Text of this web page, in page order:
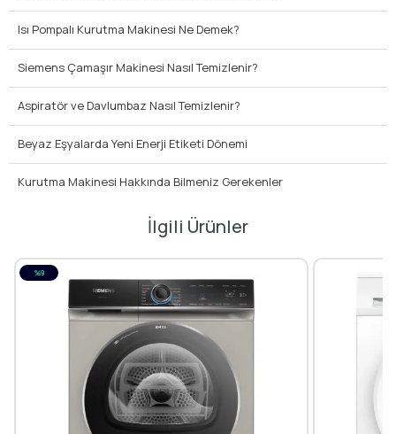
Isı Pompalı Kurutma Makinesi Ne Demek?
Siemens Çamaşır Makinesi Nasıl Temizlenir?
Aspiratör ve Davlumbaz Nasıl Temizlenir?
Beyaz Eşyalarda Yeni Enerji Etiketi Dönemi
Kurutma Makinesi Hakkında Bilmeniz Gerekenler
İlgili Ürünler
%9